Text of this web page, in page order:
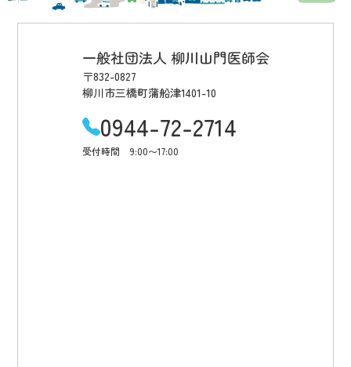
一般社団法人 柳川山門医師会
〒832-0827
柳川市三橋町蒲船津1401-10
0944-72-2714
受付時間 9:00〜17:00